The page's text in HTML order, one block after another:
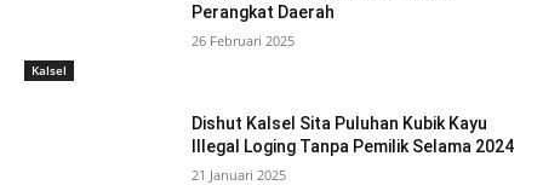
Kalsel
Perangkat Daerah
26 Februari 2025
Dishut Kalsel Sita Puluhan Kubik Kayu
Illegal Loging Tanpa Pemilik Selama 2024
21 Januari 2025